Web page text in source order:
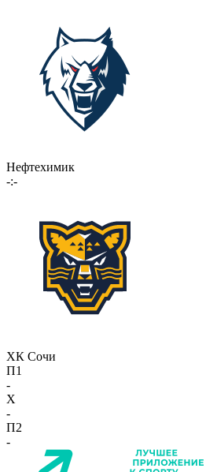
Нефтехимик
-:-
ХК Сочи
П1
-
X
-
П2
-